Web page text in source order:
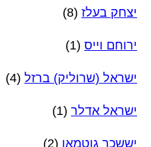
יצחק בעלז (8)
ירוחם וייס (1)
ישראל (שרוליק) ברזל (4)
ישראל אדלר (1)
יששכר גוטמאן (2)